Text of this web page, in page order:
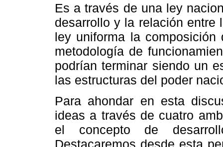
Es a través de una ley
desarrollo y la relación entre
ley uniforma la
metodología de
podrían terminar siendo un
las estructuras del poder
Para ahondar en esta
ideas a través de cuatro
el concepto de
Destacaremos desde esta